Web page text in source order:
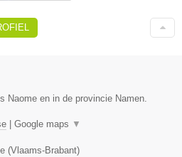
Naome en in de provincie Namen.
Google maps ▼
(Vlaams-Brabant)